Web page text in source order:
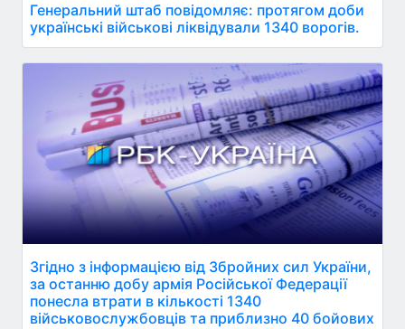
Генеральний штаб повідомляє: протягом доби
українські військові ліквідували 1340 ворогів.
Згідно з інформацією від Збройних сил України,
за останню добу армія Російської Федерації
понесла втрати в кількості 1340
військовослужбовців та приблизно 40 бойових